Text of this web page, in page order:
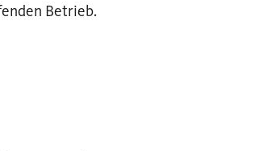
Betrieb.